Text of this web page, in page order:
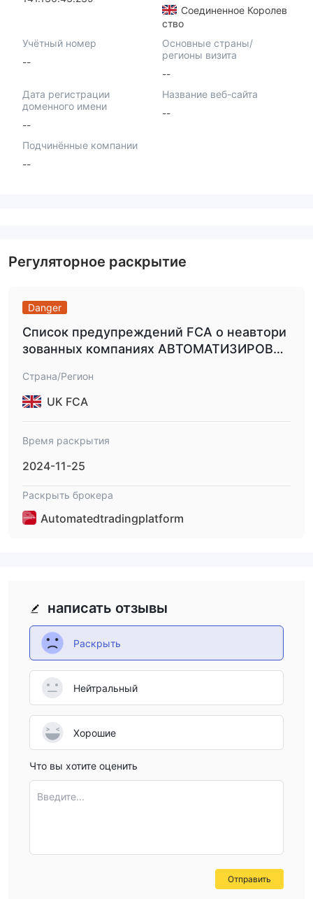
Соединенное Королев
ство
Учётный номер
--
Основные страны/
регионы визита
--
Дата регистрации
доменного имени
--
Название веб-сайта
--
Подчинённые компании
--
Регуляторное раскрытие
Danger
Список предупреждений FCA о неавтори
зованных компаниях АВТОМАТИЗИРОВА
Страна/Регион
UK FCA
Время раскрытия
2024-11-25
Раскрыть брокера
Automatedtradingplatform
написать отзывы
Раскрыть
Нейтральный
Хорошие
Что вы хотите оценить
Введите...
Отправить